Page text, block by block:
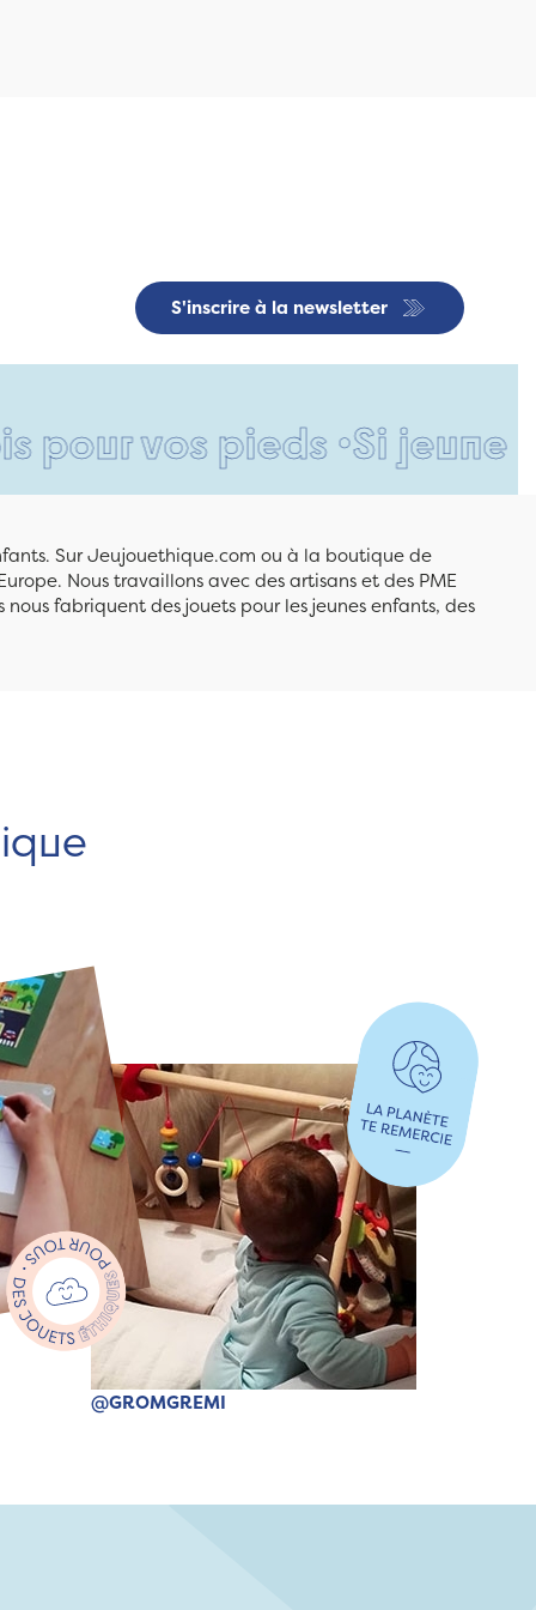
S'inscrire à la newsletter
vos pieds •Si jeune et
Sur Jeujouethique.com ou à la boutique de
Nous travaillons avec des artisans et des PME
fabriquent des jouets pour les jeunes enfants, des
@GROMGREMI